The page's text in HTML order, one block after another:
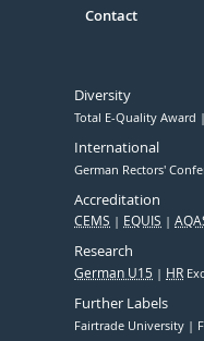
Contact
Diversity
Total E-Quality Award
International
German Rectors'
Accreditation
CEMS EQUIS
Research
German U15 HR
Further Labels
Fairtrade University